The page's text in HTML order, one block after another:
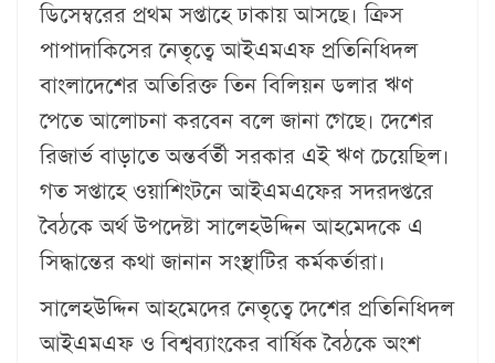
ডিসেম্বরের প্রথম সপ্তাহে ঢাকায় আসছে। ক্রিস
পাপাদাকিসের নেতৃত্বে আইএমএফ প্রতিনিধিদল
বাংলাদেশের অতিরিক্ত তিন বিলিয়ন ডলার ঋণ
পেতে আলোচনা করবেন বলে জানা গেছে। দেশের
রিজার্ভ বাড়াতে অন্তর্বর্তী সরকার এই ঋণ চেয়েছিল।
গত সপ্তাহে ওয়াশিংটনে আইএমএফের সদরদপ্তরে
বৈঠকে অর্থ উপদেষ্টা সালেহউদ্দিন আহমেদকে এ
সিদ্ধান্তের কথা জানান সংস্থাটির কর্মকর্তারা।
সালেহউদ্দিন আহমেদের নেতৃত্বে দেশের প্রতিনিধিদল
আইএমএফ ও বিশ্বব্যাংকের বার্ষিক বৈঠকে অংশ